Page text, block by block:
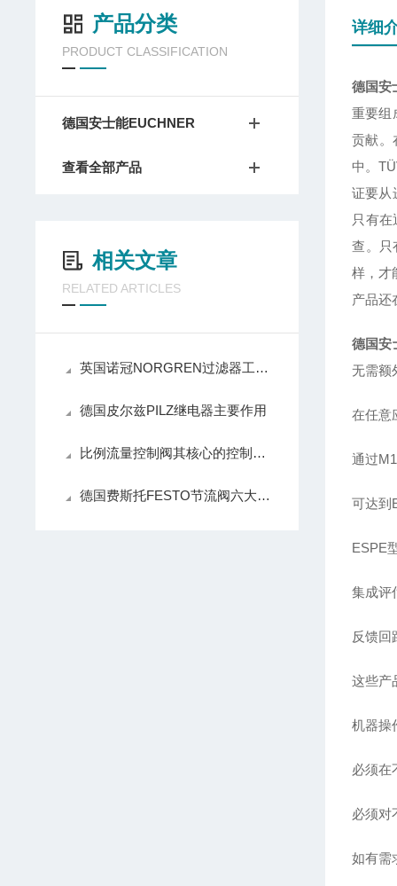
产品分类
PRODUCT CLASSIFICATION
德国安士能EUCHNER
查看全部产品
相关文章
RELATED ARTICLES
英国诺冠NORGREN过滤器工作原理
德国皮尔兹PILZ继电器主要作用
比例流量控制阀其核心的控制特点分别是什么？
德国费斯托FESTO节流阀六大分类
详细
德国安
重要组
贡献。
中。
证要从
只有
查。只
样，才
产品还
德国安
无需额
在任意
通过
可达到
ESPE
集成评
反馈回
这些产
机器操
必须在
必须对
如有需